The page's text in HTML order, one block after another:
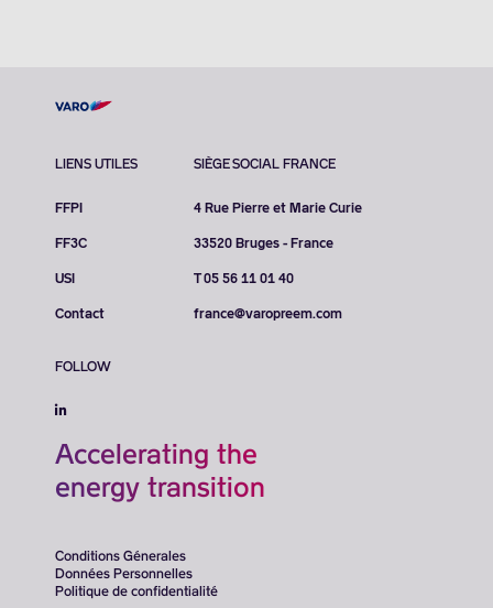
LIENS UTILES
FFPI
FF3C
USI
Contact
SIÈGE SOCIAL FRANCE
4 Rue Pierre et Marie Curie
33520 Bruges - France
T 05 56 11 01 40
france@varopreem.com
FOLLOW
Accelerating the
energy transition
Conditions Génerales
Données Personnelles
Politique de confidentialité